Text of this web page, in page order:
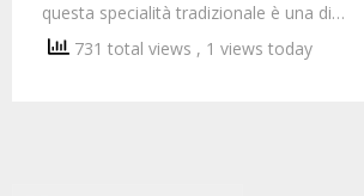
questa specialità tradizionale è una di…
731 total views , 1 views today